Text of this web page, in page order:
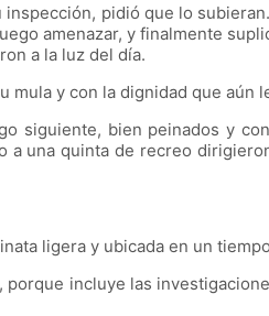
pidió que lo
amenazar, y finalmente
a la luz del día.
y con la dignidad que aún
siguiente, bien peinados y
una quinta de recreo
ligera y ubicada en un
incluye las